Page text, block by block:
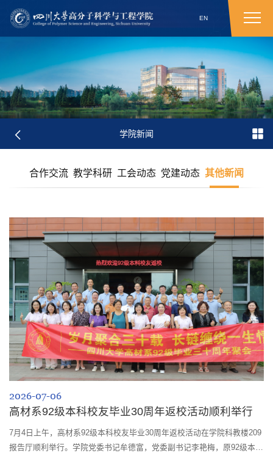
EN
学院新闻
合作交流 教学科研 工会动态 党建动态 其他新闻
2026-07-06
高材系92级本科校友毕业30周年返校活动顺利举行
7月4日上午，高材系92级本科校友毕业30周年返校活动在学院科教楼209
报告厅顺利举行。学院党委书记牟德富，党委副书记李艳梅，原92级本科